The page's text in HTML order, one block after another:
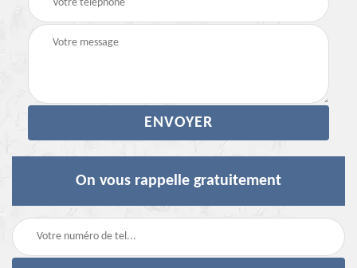
On vous rappelle gratuitement